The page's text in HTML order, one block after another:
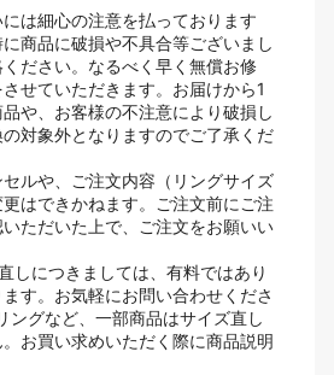
には細心の注意を払っております
商品に破損や不具合等ございまし
ださい。なるべく早く無償お修
せていただきます。お届けから1
や、お客様の不注意により破損し
対象外となりますのでご了承くだ
セルや、ご注文内容（リングサイズ
はできかねます。ご注文前にご注
ただいた上で、ご注文をお願いい
しにつきましては、有料ではあり
す。お気軽にお問い合わせくださ
ングなど、一部商品はサイズ直し
お買い求めいただく際に商品説明